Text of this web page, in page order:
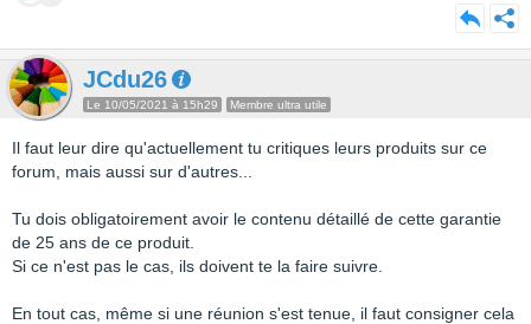
JCdu26
Le 10/05/2021 à 15h29 Membre ultra utile
Il faut leur dire qu'actuellement tu critiques leurs produits sur ce
forum, mais aussi sur d'autres...
Tu dois obligatoirement avoir le contenu détaillé de cette garantie
de 25 ans de ce produit.
Si ce n'est pas le cas, ils doivent te la faire suivre.
En tout cas, même si une réunion s'est tenue, il faut consigner cela